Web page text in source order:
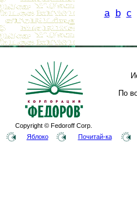
a b c
Copyright © Fedoroff Corp.
По
Яблоко Почитай-ка